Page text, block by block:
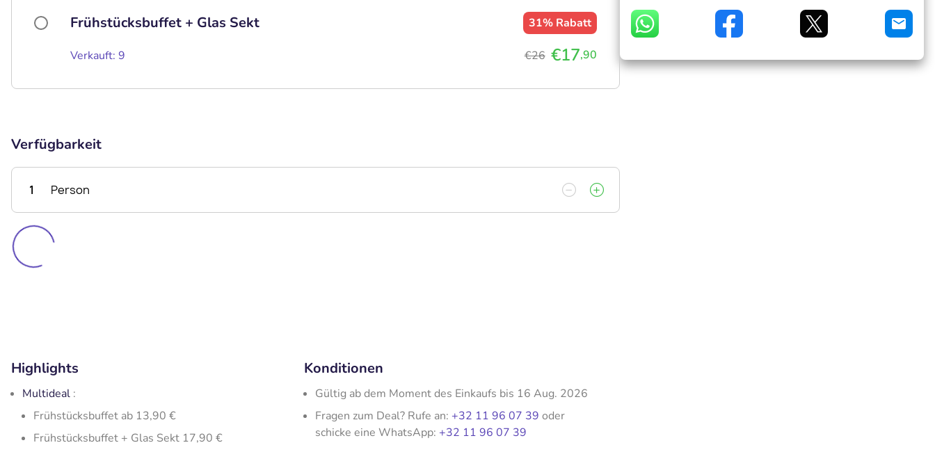
Frühstücksbuffet + Glas Sekt 31% Rabatt
Verkauft: 9 €26 €17,90
Verfügbarkeit
1 Person
Highlights
Multideal :
Frühstücksbuffet ab 13,90 €
Frühstücksbuffet + Glas Sekt 17,90 €
Konditionen
Gültig ab dem Moment des Einkaufs bis 16 Aug. 2026
Fragen zum Deal? Rufe an: +32 11 96 07 39 oder
schicke eine WhatsApp: +32 11 96 07 39